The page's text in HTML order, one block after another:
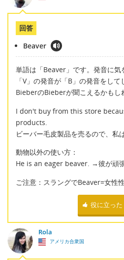
回答
Beaver
単語は「Beaver」です。発音に気
「V」の発音が「B」の発音をし
BieberのBieberが聞こえるかもし
I don't buy from this store
products.
ビーバー毛皮製品を売るので、私
動物以外の使い方：
He is an eager beaver. →彼が頑張
ご注意：スラングでBeaver=女性
役に立った
Rola
アメリカ合衆国